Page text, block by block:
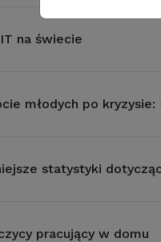
na świecie
młodych po kryzysie:
statystyki
pracujący w domu